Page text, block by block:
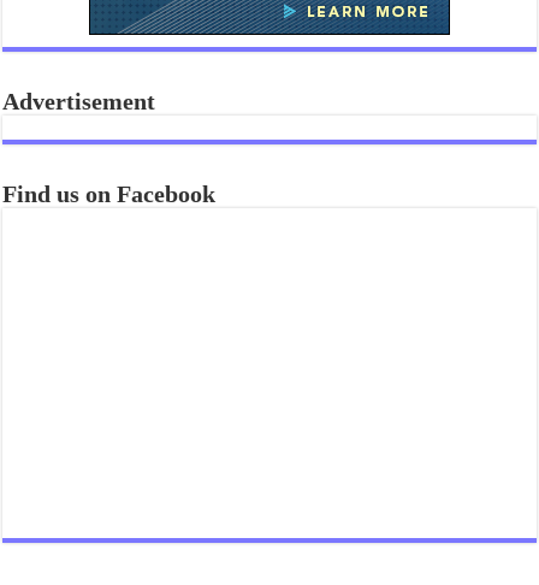
Advertisement
Find us on Facebook